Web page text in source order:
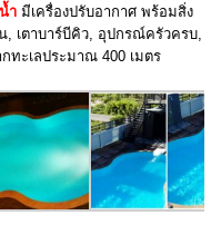
ำ มีเครื่องปรับอากาศ พร้อมสิ่ง
, เตาบาร์บีคิว, อุปกรณ์ครัวครบ,
ทะเลประมาณ 400 เมตร